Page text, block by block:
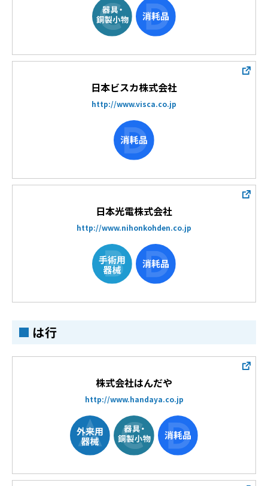
日本ビスカ株式会社
http://www.visca.co.jp
日本光電株式会社
http://www.nihonkohden.co.jp
は行
株式会社はんだや
http://www.handaya.co.jp